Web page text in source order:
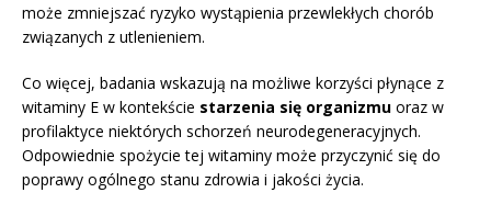
może zmniejszać ryzyko wystąpienia przewlekłych chorób
związanych z utlenieniem.
Co więcej, badania wskazują na możliwe korzyści płynące z
witaminy E w kontekście starzenia się organizmu oraz w
profilaktyce niektórych schorzeń neurodegeneracyjnych.
Odpowiednie spożycie tej witaminy może przyczynić się do
poprawy ogólnego stanu zdrowia i jakości życia.